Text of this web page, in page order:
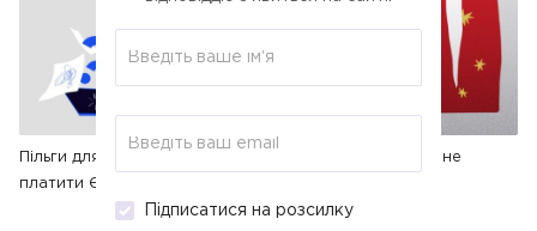
Пільги для ФОП в воєнний стан, за яких умов можна не
платити ЄСВ та ЄП? ФОП 3 групи - 5% чи 2%
воєнний стан, за яких умов можна
не платити ЄСВ та ЄП? ФОП 3
Отримати доступ
отримати доступ до статтіПільги
для ФОП в воєнний стан, за яких
Підписатися на розсилку